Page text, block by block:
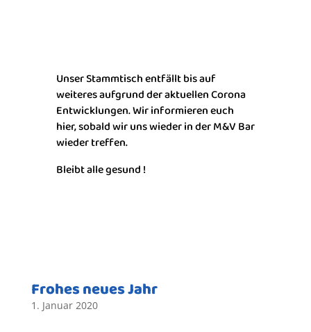
Unser Stammtisch entfällt bis auf
weiteres aufgrund der aktuellen Corona
Entwicklungen. Wir informieren euch
hier, sobald wir uns wieder in der M&V Bar
wieder treffen.
Bleibt alle gesund !
Frohes neues Jahr
1. Januar 2020